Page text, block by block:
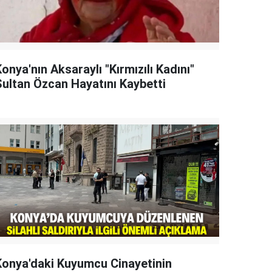
Aksaraylı "Kırmızılı Kadını"
Özcan Hayatını Kaybetti
Kuyumcu Cinayetinin